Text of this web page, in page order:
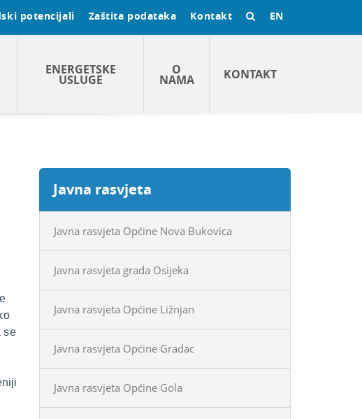
potencijali Zaštita podataka Kontakt EN
ENERGETSKE
USLUGE
O
NAMA KONTAKT
se
Javna rasvjeta
Javna rasvjeta Općine Nova Bukovica
Javna rasvjeta grada Osijeka
Javna rasvjeta Općine Ližnjan
Javna rasvjeta Općine Gradac
Javna rasvjeta Općine Gola